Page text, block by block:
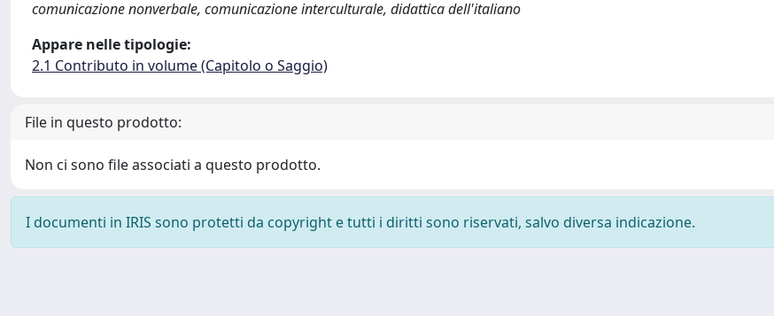
comunicazione nonverbale, comunicazione interculturale, didattica dell'italiano
Appare nelle tipologie:
2.1 Contributo in volume (Capitolo o Saggio)
File in questo prodotto:
Non ci sono file associati a questo prodotto.
I documenti in IRIS sono protetti da copyright e tutti i diritti sono riservati, salvo diversa indicazione.